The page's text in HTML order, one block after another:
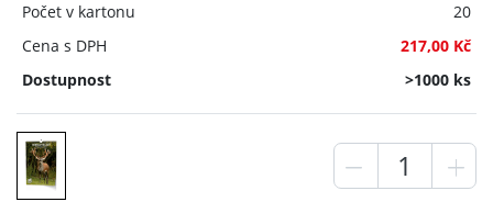
Počet v kartonu
20
Cena s DPH
217,00 Kč
Dostupnost
>1000 ks